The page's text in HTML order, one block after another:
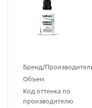
Бренд/
Объем
Код оттенка по
производителю